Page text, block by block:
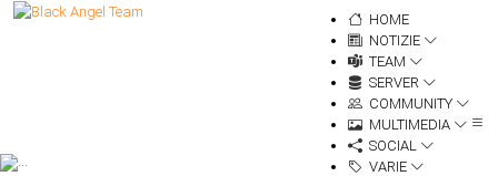
HOME
NOTIZIE
TEAM
SERVER
COMMUNITY
MULTIMEDIA
SOCIAL
VARIE